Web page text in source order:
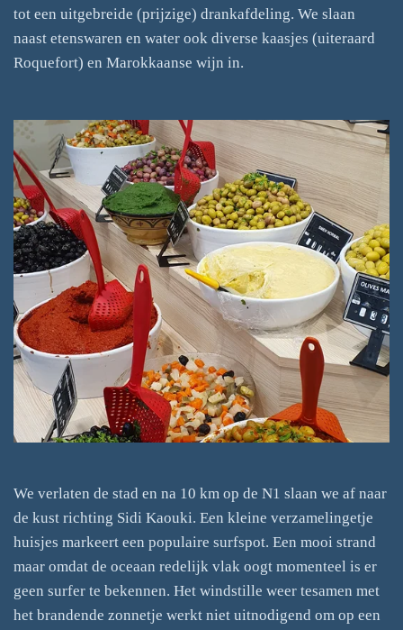
tot een uitgebreide (prijzige) drankafdeling. We slaan
naast etenswaren en water ook diverse kaasjes (uiteraard
Roquefort) en Marokkaanse wijn in.
We verlaten de stad en na 10 km op de N1 slaan we af naar
de kust richting Sidi Kaouki. Een kleine verzamelingetje
huisjes markeert een populaire surfspot. Een mooi strand
maar omdat de oceaan redelijk vlak oogt momenteel is er
geen surfer te bekennen. Het windstille weer tesamen met
het brandende zonnetje werkt niet uitnodigend om op een